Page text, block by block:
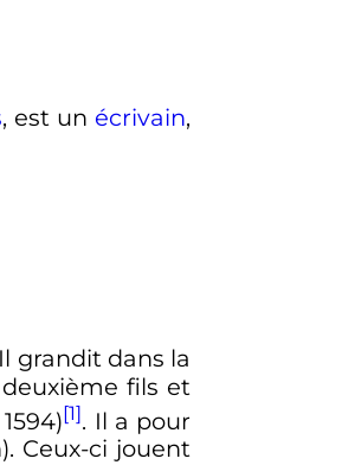
, est un écrivain,
grandit dans la
fils et
[1]. Il a pour
. Ceux-ci jouent